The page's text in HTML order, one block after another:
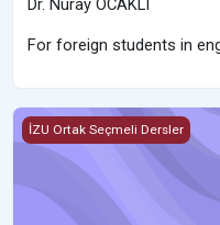
Dr. Nuray OCAKLI
For foreign students in
GKZ102_1-24 GKZ102_1-
İZU Ortak Seçmeli Dersler